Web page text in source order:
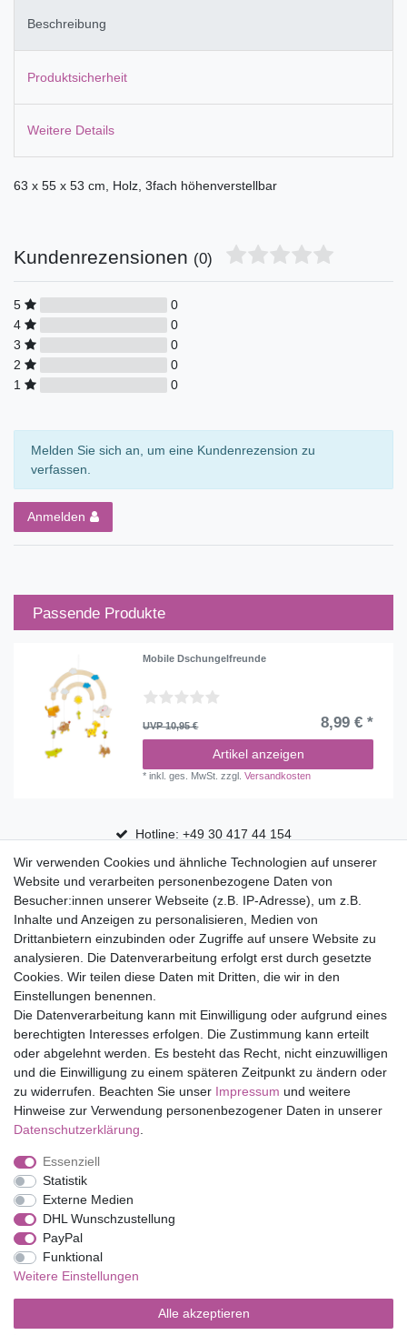
Beschreibung
Produktsicherheit
Weitere Details
63 x 55 x 53 cm, Holz, 3fach höhenverstellbar
Kundenrezensionen (0)
5
0
4
0
3
0
2
0
1
0
Melden Sie sich an, um eine Kundenrezension zu
verfassen.
Anmelden
Passende Produkte
Mobile Dschungelfreunde
UVP 10,95 € 8,99 € *
Artikel anzeigen
*inkl. ges. MwSt. zzgl.Versandkosten
Hotline: +49 30 417 44 154
30 Tage Rückgaberecht
Versandfrei ab 75 € in Deutschland
Top Marken
Eduplay
Folia Bringmann
Shop
Mein Konto
Service
Versandkosten
Impressum
Barrierefreiheitserklärung
Wir verwenden Cookies und ähnliche Technologien auf unserer
Website und verarbeiten personenbezogene Daten von
Besucher:innen unserer Webseite (z.B. IP-Adresse), um z.B.
Inhalte und Anzeigen zu personalisieren, Medien von
Drittanbietern einzubinden oder Zugriffe auf unsere Website zu
analysieren. Die Datenverarbeitung erfolgt erst durch gesetzte
Cookies. Wir teilen diese Daten mit Dritten, die wir in den
Einstellungen benennen.
Die Datenverarbeitung kann mit Einwilligung oder aufgrund eines
berechtigten Interesses erfolgen. Die Zustimmung kann erteilt
oder abgelehnt werden. Es besteht das Recht, nicht einzuwilligen
und die Einwilligung zu einem späteren Zeitpunkt zu ändern oder
zu widerrufen. Beachten Sie unser Impressum und weitere
Hinweise zur Verwendung personenbezogener Daten in unserer
Daten­schutz­erklärung
Essenziell
Statistik
Externe Medien
DHL Wunschzustellung
PayPal
Funktional
Weitere Einstellungen
Alle akzeptieren